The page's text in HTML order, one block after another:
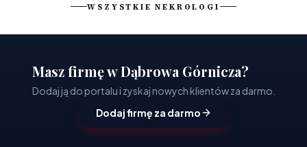
WSZYSTKIE NEKROLOGI
Masz firmę w Dąbrowa Górnicza?
Dodaj ją do portalu i zyskaj nowych klientów za darmo.
Dodaj firmę za darmo